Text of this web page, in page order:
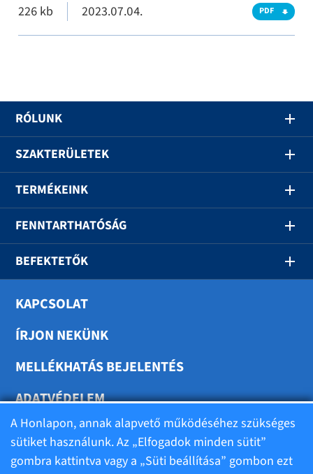
226 kb 2023.07.04. PDF
RÓLUNK
SZAKTERÜLETEK
TERMÉKEINK
FENNTARTHATÓSÁG
BEFEKTETŐK
KAPCSOLAT
ÍRJON NEKÜNK
MELLÉKHATÁS BEJELENTÉS
ADATVÉDELEM
SÜTIK BEÁLLÍTÁSA
A Honlapon, annak alapvető működéséhez szükséges
sütiket használunk. Az „Elfogadok minden sütit”
gombra kattintva vagy a „Süti beállítása” gombon ezt